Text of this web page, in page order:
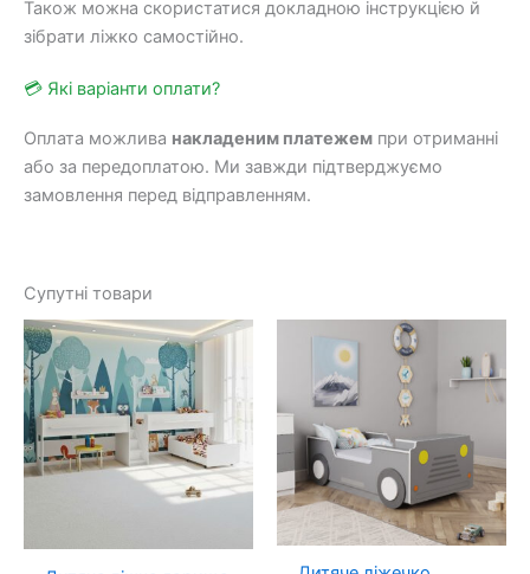
Також можна скористатися докладною інструкцією й
зібрати ліжко самостійно.
💳 Які варіанти оплати?
Оплата можлива накладеним платежем при отриманні
або за передоплатою. Ми завжди підтверджуємо
замовлення перед відправленням.
Супутні товари